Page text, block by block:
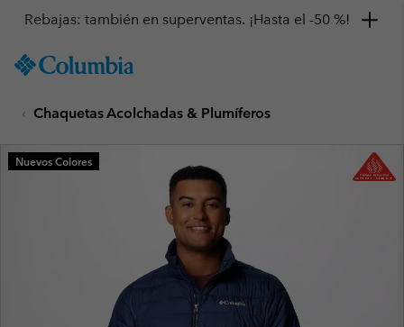
TO
SKIP
MAIN
NAV
Rebajas: también en superventas. ¡Hasta el -50 %!
Chaquetas Acolchadas & Plumíferos
Nuevos Colores